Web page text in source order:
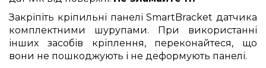
Закріпіть кріпильні панелі SmartBracket датчика
комплектними шурупами. При використанні
інших засобів кріплення, переконайтеся, що
вони не пошкоджують і не деформують панелі.